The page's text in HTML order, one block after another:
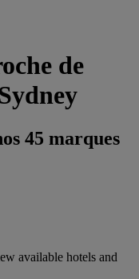
de
45 marques
available hotels and